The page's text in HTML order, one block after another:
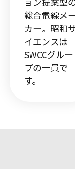
総合電線メ
カー。昭和
イエンスは
SWCCグルー
プの一員で
す。